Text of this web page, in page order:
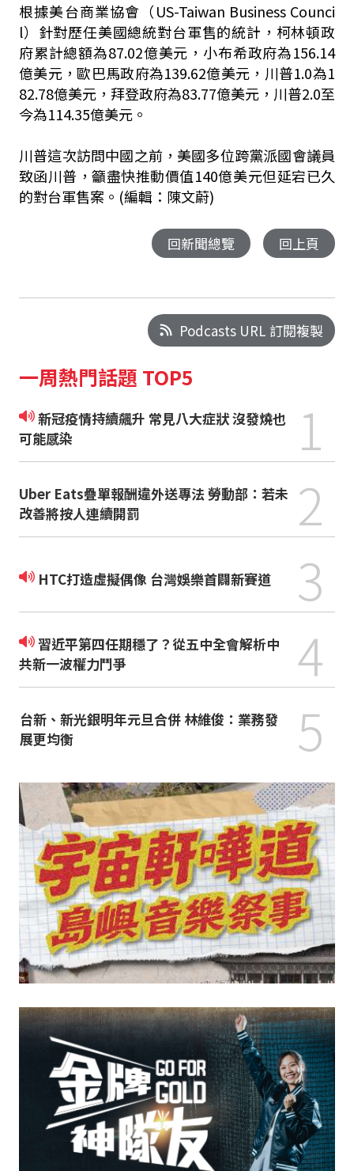
根據美台商業協會（US-Taiwan Business Counci
l）針對歷任美國總統對台軍售的統計，柯林頓政
府累計總額為87.02億美元，小布希政府為156.14
億美元，歐巴馬政府為139.62億美元，川普1.0為1
82.78億美元，拜登政府為83.77億美元，川普2.0至
今為114.35億美元。
川普這次訪問中國之前，美國多位跨黨派國會議員
致函川普，籲盡快推動價值140億美元但延宕已久
的對台軍售案。(編輯：陳文蔚)
回新聞總覽 回上頁
Podcasts URL 訂閱複製
一周熱門話題 TOP5
新冠疫情持續飆升 常見八大症狀 沒發燒也
可能感染
1
Uber Eats疊單報酬違外送專法 勞動部：若未
改善將按人連續開罰
2
HTC打造虛擬偶像 台灣娛樂首闢新賽道 3
習近平第四任期穩了？從五中全會解析中
共新一波權力鬥爭
4
台新、新光銀明年元旦合併 林維俊：業務發
展更均衡
5